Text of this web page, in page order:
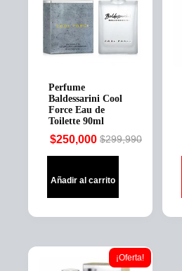
Perfume
Baldessarini Cool
Force Eau de
Toilette 90ml
$299,990
Original
was:
$250,000
Current
is:
Añadir al carrito
¡Oferta!